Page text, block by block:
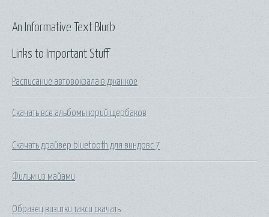
Links to Important Stuff
Расписание автовокзала в джанкое
Скачать все альбомы юрий щербаков
Скачать драйвер bluetooth для виндовс 7
Фильм из майами
Образец визитки такси скачать
An Informative Text Blurb